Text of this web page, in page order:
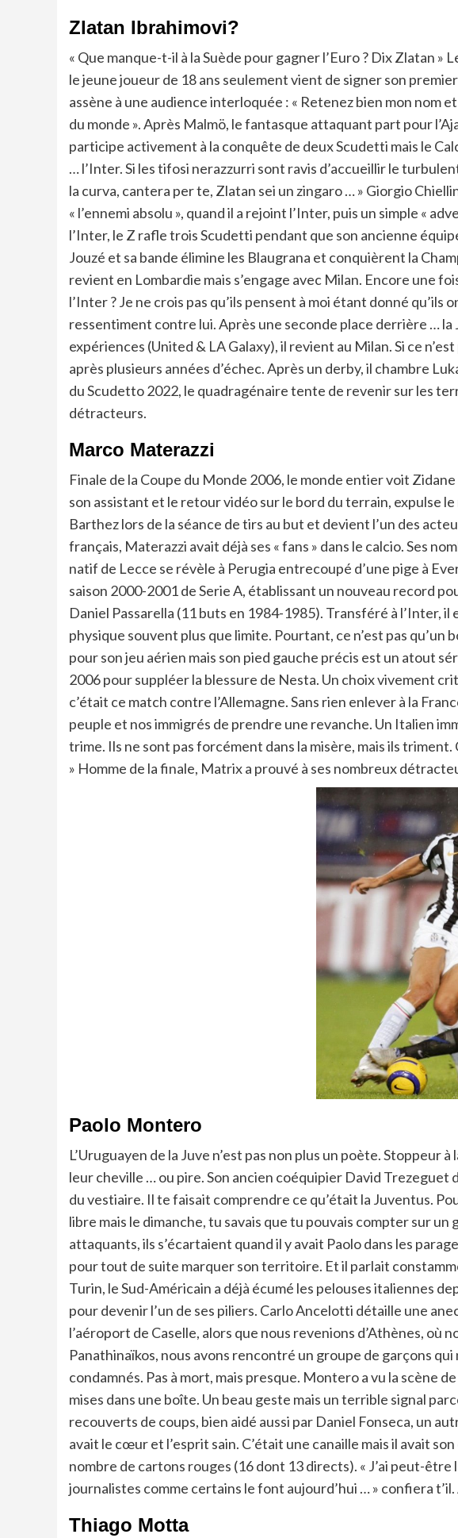
Zlatan Ibrahimovi?
« Que manque-t-il à la Suède pour gagner l’Euro ? Dix Zlatan
le jeune joueur de 18 ans seulement vient de signer son
assène à une audience interloquée : « Retenez bien mon nom
du monde ». Après Malmö, le fantasque attaquant part pour
participe activement à la conquête de deux Scudetti mais le
… l’Inter. Si les tifosi nerazzurri sont ravis d’accueillir le
la curva, cantera per te, Zlatan sei un zingaro … » Giorgio
« l’ennemi absolu », quand il a rejoint l’Inter, puis un simple «
l’Inter, le Z rafle trois Scudetti pendant que son ancienne
Jouzé et sa bande élimine les Blaugrana et conquièrent la
revient en Lombardie mais s’engage avec Milan. Encore une
l’Inter ? Je ne crois pas qu’ils pensent à moi étant donné
ressentiment contre lui. Après une seconde place derrière … la
expériences (United & LA Galaxy), il revient au Milan. Si ce
après plusieurs années d’échec. Après un derby, il chambre
du Scudetto 2022, le quadragénaire tente de revenir sur les
détracteurs.
Marco Materazzi
Finale de la Coupe du Monde 2006, le monde entier voit
son assistant et le retour vidéo sur le bord du terrain, expulse
Barthez lors de la séance de tirs au but et devient l’un des
français, Materazzi avait déjà ses « fans » dans le calcio. Ses
natif de Lecce se révèle à Perugia entrecoupé d’une pige à
saison 2000-2001 de Serie A, établissant un nouveau record
Daniel Passarella (11 buts en 1984-1985). Transféré à l’Inter,
physique souvent plus que limite. Pourtant, ce n’est pas
pour son jeu aérien mais son pied gauche précis est un atout
2006 pour suppléer la blessure de Nesta. Un choix vivement
c’était ce match contre l’Allemagne. Sans rien enlever à la
peuple et nos immigrés de prendre une revanche. Un Italien
trime. Ils ne sont pas forcément dans la misère, mais ils
» Homme de la finale, Matrix a prouvé à ses nombreux
Paolo Montero
L’Uruguayen de la Juve n’est pas non plus un poète.
leur cheville … ou pire. Son ancien coéquipier David Trezeguet
du vestiaire. Il te faisait comprendre ce qu’était la Juventus.
libre mais le dimanche, tu savais que tu pouvais compter sur
attaquants, ils s’écartaient quand il y avait Paolo dans les
pour tout de suite marquer son territoire. Et il parlait
Turin, le Sud-Américain a déjà écumé les pelouses italiennes
pour devenir l’un de ses piliers. Carlo Ancelotti détaille une
l’aéroport de Caselle, alors que nous revenions d’Athènes, où
Panathinaïkos, nous avons rencontré un groupe de garçons
condamnés. Pas à mort, mais presque. Montero a vu la scène
mises dans une boîte. Un beau geste mais un terrible signal
recouverts de coups, bien aidé aussi par Daniel Fonseca, un
avait le cœur et l’esprit sain. C’était une canaille mais il avait
nombre de cartons rouges (16 dont 13 directs). « J’ai peut-être
journalistes comme certains le font aujourd’hui … » confiera
Thiago Motta